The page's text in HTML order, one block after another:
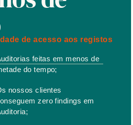
de acesso aos registos
feitas em menos de
do tempo;
nossos clientes
zero findings em